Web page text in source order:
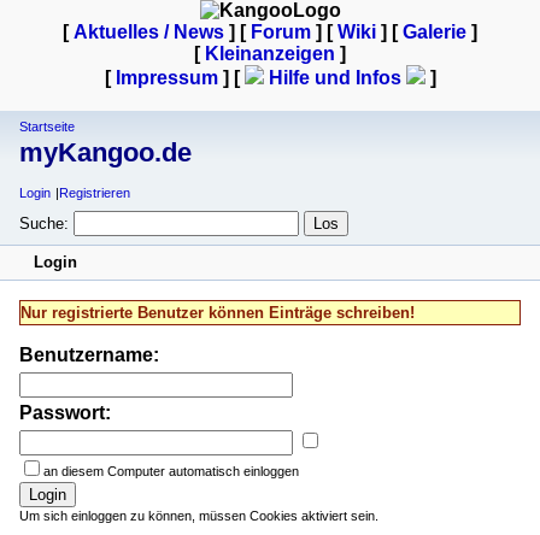
[Aktuelles / News ] [ Forum ] [Wiki ] [Galerie ]
[ Kleinanzeigen ]
[ Impressum] [ Hilfe und Infos ]
Startseite
myKangoo.de
Login Registrieren
Suche:
Login
Nur registrierte Benutzer können Einträge schreiben!
Benutzername:
Passwort:
an diesem Computer automatisch einloggen
Login
Um sich einloggen zu können, müssen Cookies aktiviert sein.